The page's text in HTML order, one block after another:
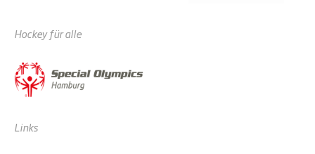
Hockey für alle
Links